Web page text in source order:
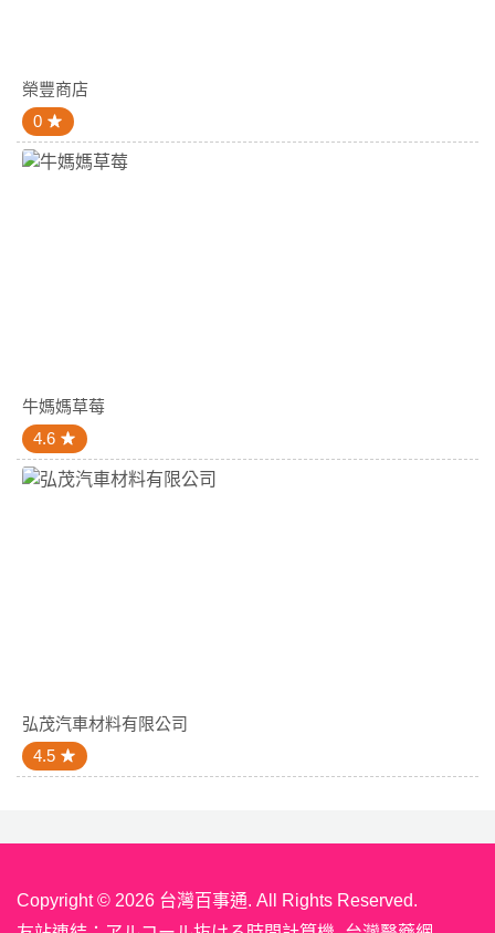
榮豐商店
0
牛媽媽草莓
4.6
弘茂汽車材料有限公司
4.5
Copyright © 2026 台灣百事通. All Rights Reserved.